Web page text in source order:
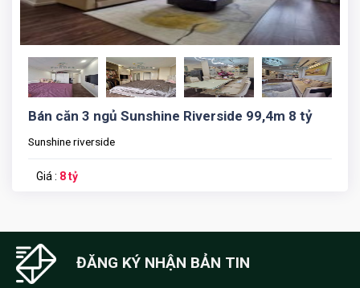
Bán căn 3 ngủ Sunshine Riverside 99,4m 8 tỷ
Sunshine riverside
Giá : 8 tỷ
ĐĂNG KÝ NHẬN BẢN TIN